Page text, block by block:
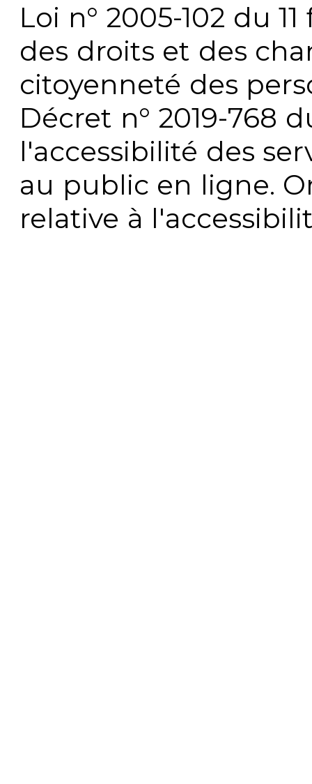
Loi n° 2005-102 du
des droits et des
citoyenneté des
Décret n° 2019-768
l'accessibilité des
au public en ligne.
relative à